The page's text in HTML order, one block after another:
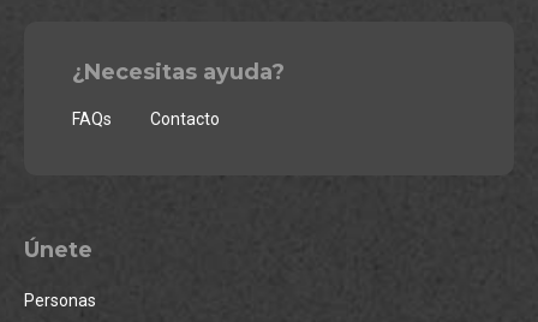
¿Necesitas ayuda?
FAQs Contacto
Únete
Personas